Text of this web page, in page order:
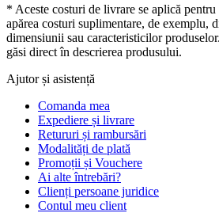
* Aceste costuri de livrare se aplică
apărea costuri suplimentare, de exemplu,
dimensiunii sau caracteristicilor
găsi direct în descrierea produsului.
Ajutor și asistență
Comanda mea
Expediere și livrare
Retururi și rambursări
Modalități de plată
Promoții și Vouchere
Ai alte întrebări?
Clienți persoane juridice
Contul meu client